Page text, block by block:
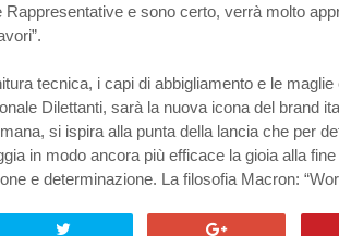
Rappresentative e sono certo, verrà molto
tecnica, i capi di abbigliamento e le
Dilettanti, sarà la nuova icona del brand
si ispira alla punta della lancia che per
in modo ancora più efficace la gioia alla
e determinazione. La filosofia Macron: